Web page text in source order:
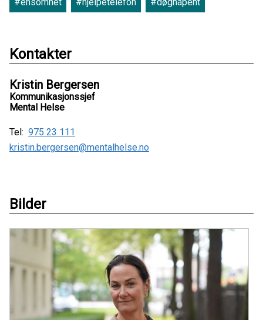
Kontakter
Kristin Bergersen
Kommunikasjonssjef
Mental Helse
Tel: 975 23 111
kristin.bergersen@mentalhelse.no
Bilder